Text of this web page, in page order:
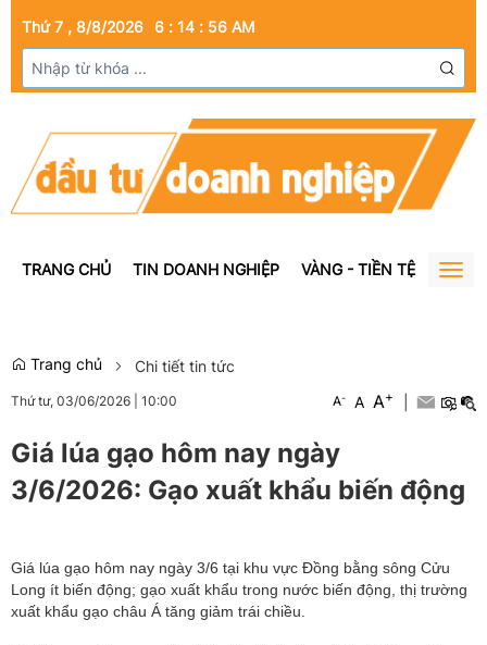
Thứ 7 , 8/8/2026 6 : 14 : 57AM
TRANG CHỦ TIN DOANH NGHIỆP VÀNG - TIỀN TỆ BẤT
Trang chủ Chi tiết tin tức
Thứ tư, 03/06/2026 10:00 A- A A+
Giá lúa gạo hôm nay ngày
3/6/2026: Gạo xuất khẩu biến động
Giá lúa gạo hôm nay ngày 3/6 tại khu vực Đồng bằng sông Cửu
Long ít biến động; gạo xuất khẩu trong nước biến động, thị trường
xuất khẩu gạo châu Á tăng giảm trái chiều.